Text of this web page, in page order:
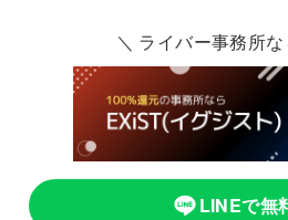
＼ ライバー事務所
LINEで無